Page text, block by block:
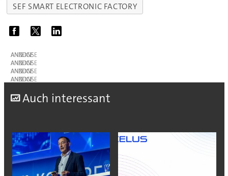
SEF SMART ELECTRONIC FACTORY
ANZEIGE
ANZEIGE
ANZEIGE
ANZEIGE
Auch interessant